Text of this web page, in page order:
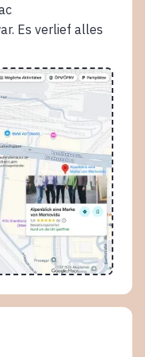
Es verlief alles